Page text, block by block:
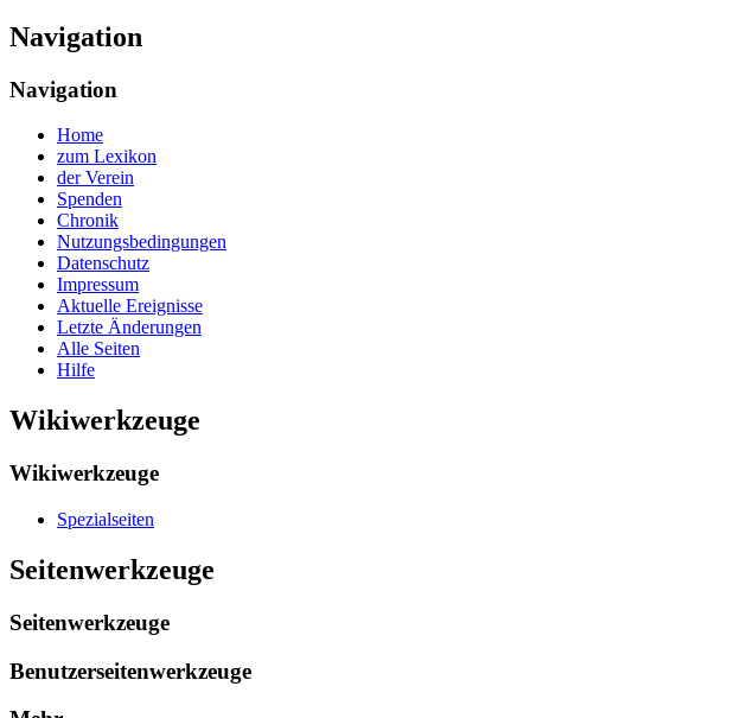
Navigation
Navigation
Home
zum Lexikon
der Verein
Spenden
Chronik
Nutzungsbedingungen
Datenschutz
Impressum
Aktuelle Ereignisse
Letzte Änderungen
Alle Seiten
Hilfe
Wikiwerkzeuge
Wikiwerkzeuge
Spezialseiten
Seitenwerkzeuge
Seitenwerkzeuge
Benutzerseitenwerkzeuge